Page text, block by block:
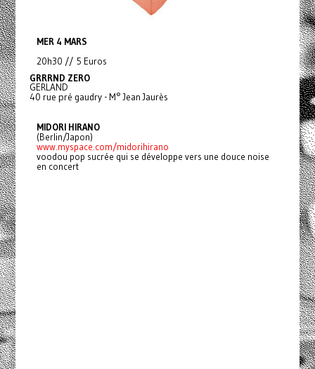
MER 4 MARS
20h30 // 5 Euros
GRRRND ZERO
GERLAND
40 rue pré gaudry - M° Jean Jaurès
MIDORI HIRANO
(Berlin/Japon)
www.myspace.com/midorihirano
voodou pop sucrée qui se développe vers une douce noise
en concert